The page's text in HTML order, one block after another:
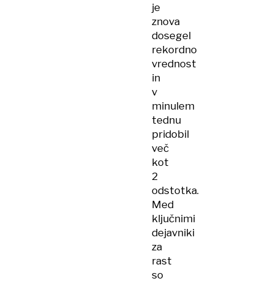
je
znova
dosegel
rekordno
vrednost
in
v
minulem
tednu
pridobil
več
kot
2
odstotka.
Med
ključnimi
dejavniki
za
rast
so